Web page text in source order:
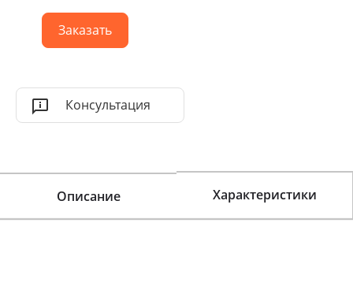
Заказать
Консультация
Описание Характеристики